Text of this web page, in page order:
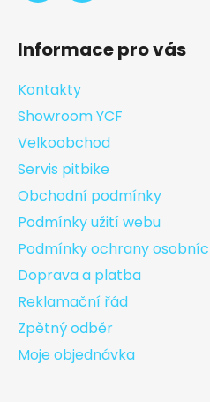
Informace pro vás
Kontakty
Showroom YCF
Velkoobchod
Servis pitbike
Obchodní podmínky
Podmínky užití webu
Podmínky ochrany
Doprava a platba
Reklamační řád
Zpětný odběr
Moje objednávka